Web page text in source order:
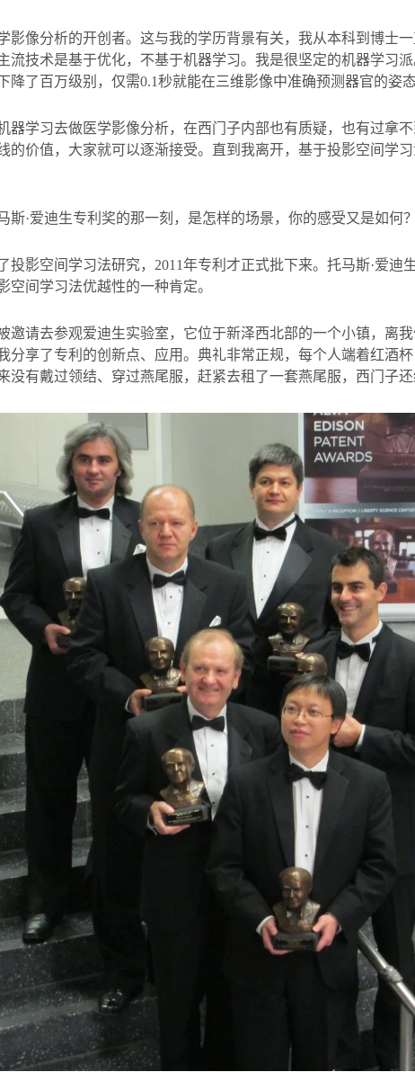
影像分析的开创者。这与我的学历背景有关，我从本科到博士
流技术是基于优化，不基于机器学习。我是很坚定的机器学习
降了百万级别，仅需0.1秒就能在三维影像中准确预测器官的姿
器学习去做医学影像分析，在西门子内部也有质疑，也有过拿
的价值，大家就可以逐渐接受。直到我离开，基于投影空间学
斯·爱迪生专利奖的那一刻，是怎样的场景，你的感受又是如何
投影空间学习法研究， 2011年专利才正式批下来。托马斯·爱迪
间学习法优越性的一种肯定。
邀请去参观爱迪生实验室，它位于新泽西北部的一个小镇，离
分享了专利的创新点、应用。典礼非常正规，每个人端着红酒
没有戴过领结、穿过燕尾服，赶紧去租了一套燕尾服，西门子